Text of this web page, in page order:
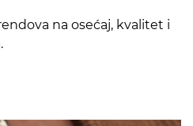
na osećaj, kvalitet i